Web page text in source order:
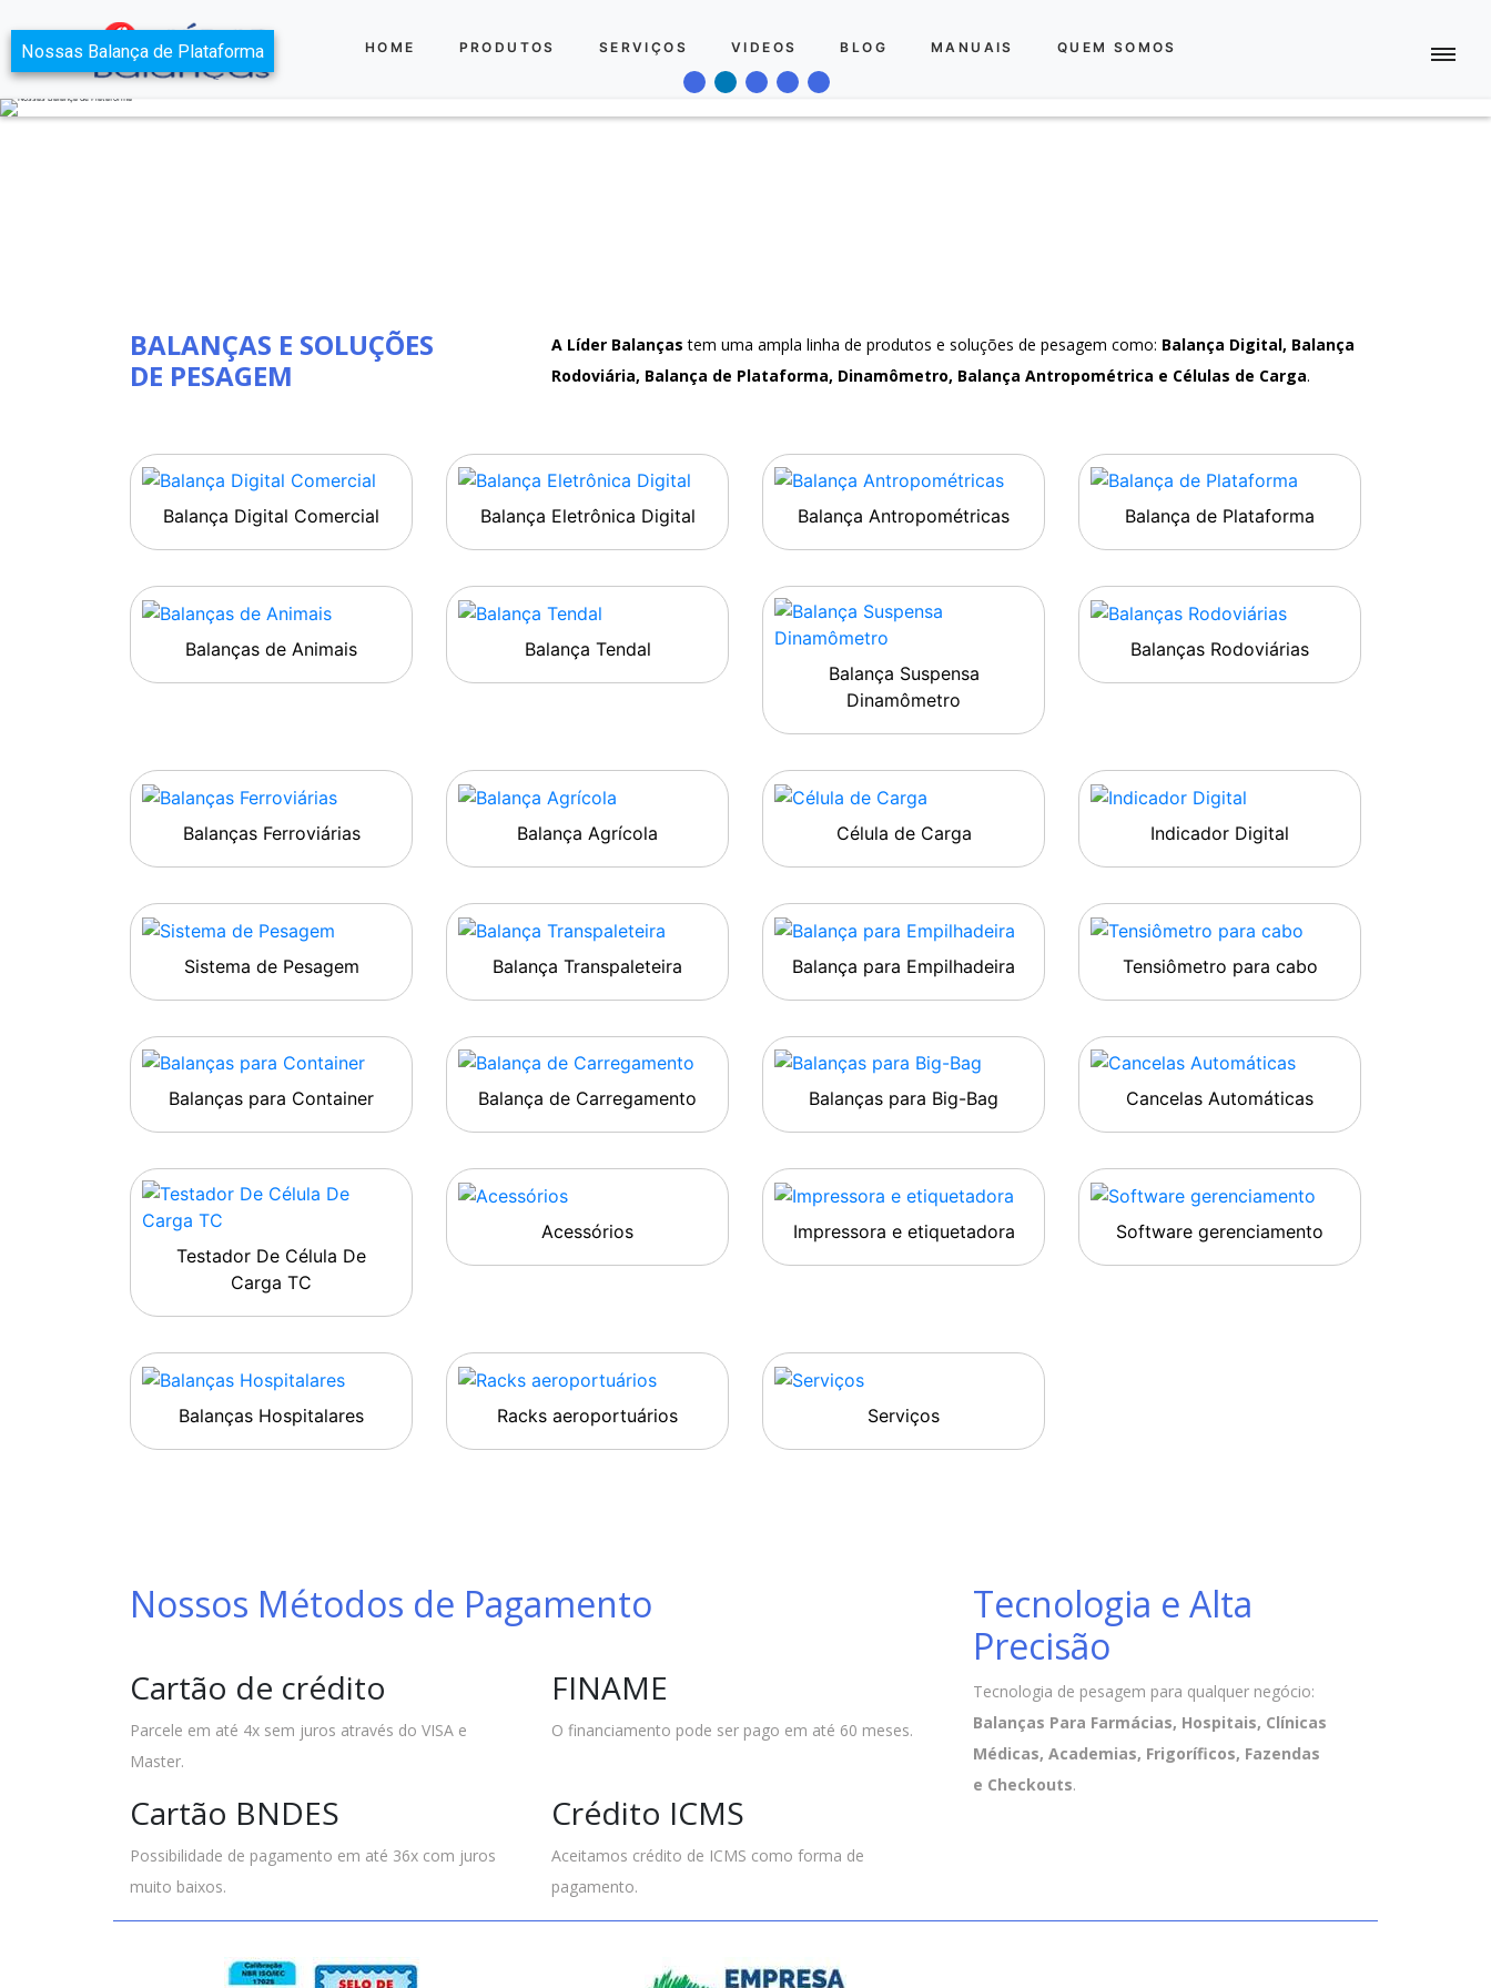
HOME PRODUTOS SERVIÇOS VIDEOS BLOG MANUAIS QUEM SOMOS
BALANÇAS E SOLUÇÕES
DE PESAGEM
A Líder Balanças tem uma ampla linha de produtos e soluções de pesagem como: Balança Digital, Balança
Rodoviária, Balança de Plataforma, Dinamômetro, Balança Antropométrica e Células de Carga.
Balança Digital Comercial Balança Eletrônica Digital Balança Antropométricas Balança de Plataforma
Balanças de Animais
Balança Tendal
Balança Suspensa
Dinamômetro
Balanças Rodoviárias
Balanças Ferroviárias Balança Agrícola Célula de Carga Indicador Digital
Sistema de Pesagem Balança Transpaleteira Balança para Empilhadeira Tensiômetro para cabo
Balanças para Container Balança de Carregamento Balanças para Big-Bag Cancelas Automáticas
Testador De Célula De
Carga TC
Acessórios Impressora e etiquetadora Software gerenciamento
Balanças Hospitalares Racks aeroportuários Serviços
Nossos Métodos de Pagamento
Cartão de crédito
Parcele em até 4x sem juros através do VISA e
Master.
FINAME
O financiamento pode ser pago em até 60 meses.
Cartão BNDES
Possibilidade de pagamento em até 36x com juros
muito baixos.
Crédito ICMS
Aceitamos crédito de ICMS como forma de
pagamento.
Tecnologia e Alta
Precisão
Tecnologia de pesagem para qualquer negócio:
Balanças Para Farmácias, Hospitais, Clínicas
Médicas, Academias, Frigoríficos, Fazendas
e Checkouts.